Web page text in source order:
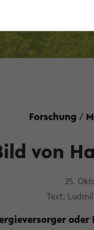
Forschung /
von
25.
Text: